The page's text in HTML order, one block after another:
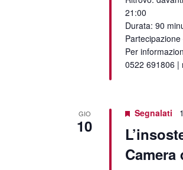
21:00
Durata: 90
Per
0522 691806 |
GIO
10
Segnalati